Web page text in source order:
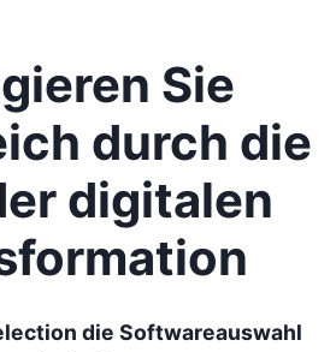
Sie
durch die
digitalen
die Softwareauswahl